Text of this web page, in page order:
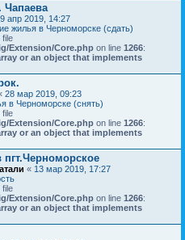
Чапаева
апр 2019, 14:27
жилья в Черноморске (сдать)
file
Extension/Core.php on line 1266:
or an object that implements
28 мар 2019, 09:23
в Черноморске (снять)
file
Extension/Core.php on line 1266:
or an object that implements
пгт.Черноморское
« 13 мар 2019, 17:27
file
Extension/Core.php on line 1266:
or an object that implements